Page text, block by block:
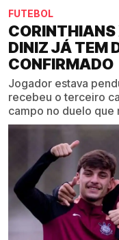
FUTEBOL
CORINTHIANS
DINIZ JÁ TEM
CONFIRMADO
Jogador estava
recebeu o terceiro
campo no duelo que